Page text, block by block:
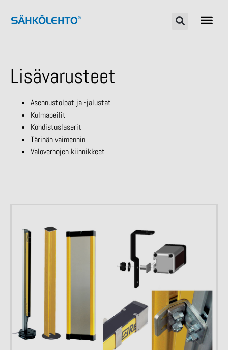
Lisävarusteet
Asennustolpat ja -jalustat
Kulmapeilit
Kohdistuslaserit
Tärinän vaimennin
Valoverhojen kiinnikkeet